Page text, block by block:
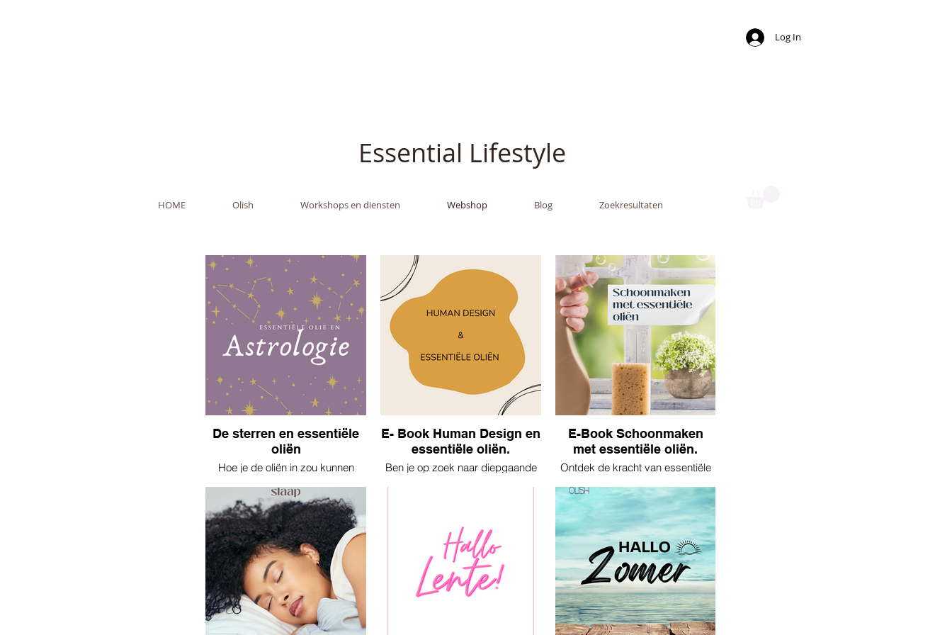
Log In
Essential Lifestyle
HOME Olish Workshops en diensten Webshop Blog Zoekresultaten
De sterren en essentiële
oliën
Hoe je de oliën in zou kunnen
Recepten en meer.
E- Book Human Design en
essentiële oliën.
Ben je op zoek naar diepgaande
En Essentiële Oliën," biedt een
boeiende en informatieve
verkenning van deze twee
krachtige benaderingen. 53
pagina's boordevol informatie.
E-Book Schoonmaken
met essentiële oliën.
Ontdek de kracht van essentiële
natuurlijke reinigingsoplossingen
en heerlijke geuren! Ons nieuwe
E-book, "Essentiële Oliën in Huis:
Natuurlijke Reiniging en
Verfrissing", biedt een schat aan
informatie en praktische tips om je
leefomgeving op te frissen en te
reinigen met behulp van
essentiële oliën.